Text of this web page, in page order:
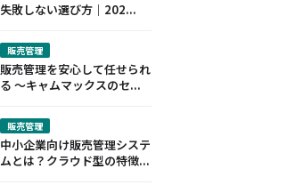
失敗しない選び方｜202...
販売管理
販売管理を安心して任せられ
る ～キャムマックスのセ...
販売管理
中小企業向け販売管理システ
ムとは？クラウド型の特徴...